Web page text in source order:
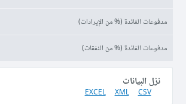
مدفوعات الفائدة (% من الإيرادات)
مدفوعات الفائدة (% من النفقات)
نزل البيانات
CSV
XML
EXCEL